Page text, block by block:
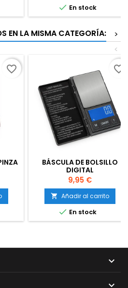
 En stock
EN LA MISMA CATEGORÍA:
>
<
favorite_border
BÁSCULA DE BOLSILLO
DIGITAL
Precio
9,95 €
 Añadir al carrito
 En stock
favorite_border

